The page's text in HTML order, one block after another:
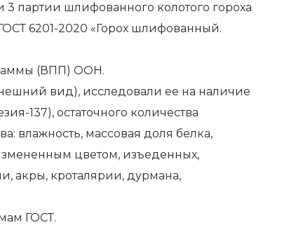
партии шлифованного колотого гороха
6201-2020 «Горох шлифованный.
(ВПП) ООН.
вид), исследовали ее на наличие
137), остаточного количества
влажность, массовая доля белка,
цветом, изъеденных,
акры, кроталярии, дурмана,
ГОСТ.